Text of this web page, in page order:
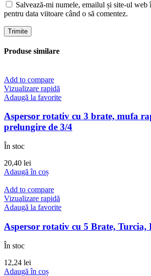
Salvează-mi numele, emailul și site-ul web
pentru data viitoare când o să comentez.
Produse similare
Add to compare
Vizualizare rapidă
Adaugă la favorite
Aspersor rotativ cu 3 brate, mufa
prelungire de 3/4
În stoc
20,40 lei
Adaugă în coș
Add to compare
Vizualizare rapidă
Adaugă la favorite
Aspersor rotativ cu 5 Brate, Turcia,
În stoc
12,24 lei
Adaugă în coș